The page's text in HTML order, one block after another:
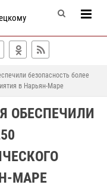
безопасность более
в Нарьян-Маре
ОБЕСПЕЧИЛИ
МАРЕ